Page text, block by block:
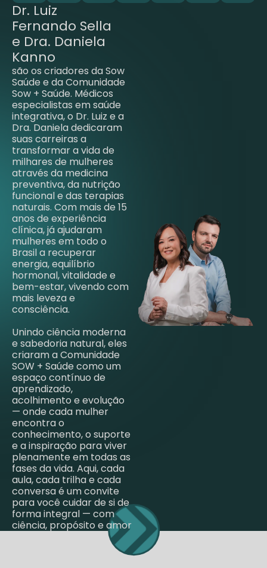
Dr. Luiz
Fernando Sella
e Dra. Daniela
Kanno
são os criadores da Sow
Saúde e da Comunidade
Sow + Saúde. Médicos
especialistas em saúde
integrativa, o Dr. Luiz e a
Dra. Daniela dedicaram
suas carreiras a
transformar a vida de
milhares de mulheres
através da medicina
preventiva, da nutrição
funcional e das terapias
naturais. Com mais de 15
anos de experiência
clínica, já ajudaram
mulheres em todo o
Brasil a recuperar
energia, equilíbrio
hormonal, vitalidade e
bem-estar, vivendo com
mais leveza e
consciência.
Unindo ciência moderna
e sabedoria natural, eles
criaram a Comunidade
SOW + Saúde como um
espaço contínuo de
aprendizado,
acolhimento e evolução
— onde cada mulher
encontra o
conhecimento, o suporte
e a inspiração para viver
plenamente em todas as
fases da vida. Aqui, cada
aula, cada trilha e cada
conversa é um convite
para você cuidar de si de
forma integral — com
ciência, propósito e amor